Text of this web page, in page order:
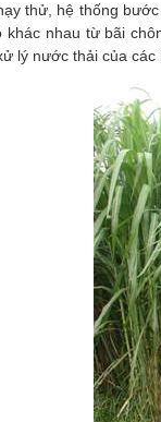
thử, hệ thống
khác nhau từ bãi
lý nước thải của